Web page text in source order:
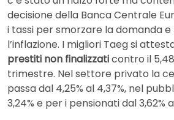
decisione della Banca Centrale
i tassi per smorzare la domanda
l’inflazione. I migliori Taeg si
prestiti non finalizzaticontro il
trimestre. Nel settore privato la
passa dal 4,25% al 4,37%, nel
3,24% e per i pensionati dal 3,62% al